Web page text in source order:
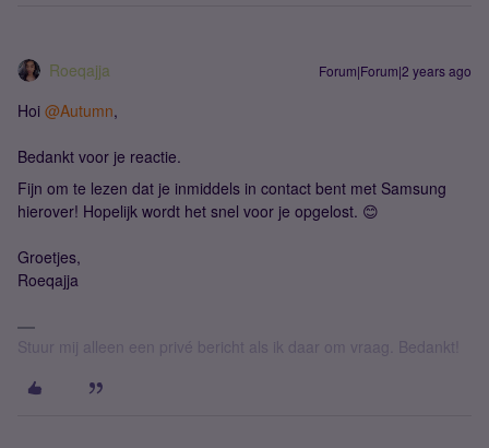
Roeqajja Forum|Forum|2 years ago
Hoi @Autumn,
Bedankt voor je reactie.
Fijn om te lezen dat je inmiddels in contact bent met Samsung
hierover! Hopelijk wordt het snel voor je opgelost. 😊
Groetjes,
Roeqajja
Stuur mij alleen een privé bericht als ik daar om vraag. Bedankt!